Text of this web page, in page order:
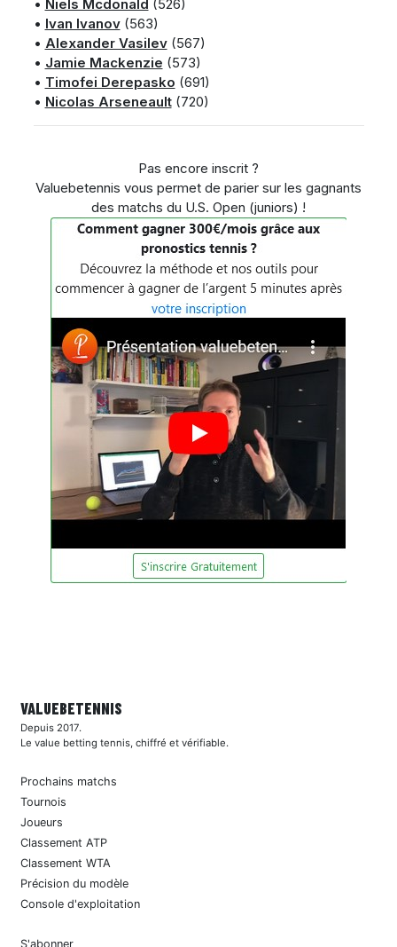
• Niels Mcdonald (526)
• Ivan Ivanov(563)
• Alexander Vasilev(567)
• Jamie Mackenzie (573)
• Timofei Derepasko (691)
• Nicolas Arseneault(720)
Pas encore inscrit ?
Valuebetennis vous permet de parier sur les gagnants
des matchs du U.S. Open (juniors) !
VALUEBETENNIS
Depuis 2017.
Le value betting tennis, chiffré et vérifiable.
Prochains matchs
Tournois
Joueurs
Classement ATP
Classement WTA
Précision du modèle
Console d'exploitation
S'abonner